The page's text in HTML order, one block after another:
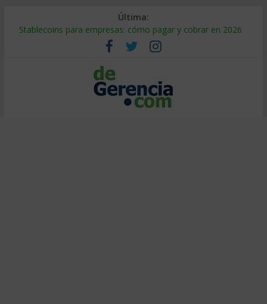
Última:
Stablecoins para empresas: cómo pagar y cobrar en 2026
Despido silencioso: qué es y por qué sale tan caro
IA en selección de personal: cómo auditarla a tiempo
Trabajo forzoso en la cadena de suministro: qué hacer
Mercado hispano de EE. UU.: cómo segmentarlo y venderle